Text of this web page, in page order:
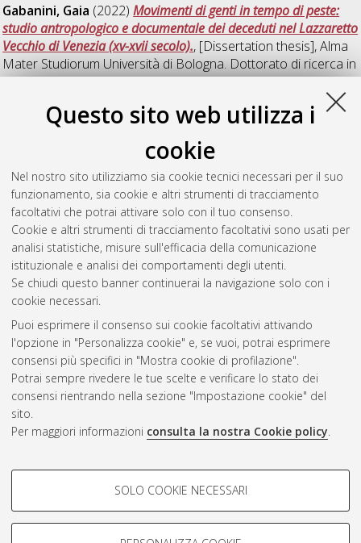
Questo sito web utilizza i
cookie
Nel nostro sito utilizziamo sia cookie tecnici necessari per il suo
funzionamento, sia cookie e altri strumenti di tracciamento
facoltativi che potrai attivare solo con il tuo consenso.
Cookie e altri strumenti di tracciamento facoltativi sono usati per
analisi statistiche, misure sull'efficacia della comunicazione
istituzionale e analisi dei comportamenti degli utenti.
Se chiudi questo banner continuerai la navigazione solo con i
cookie necessari.
Puoi esprimere il consenso sui cookie facoltativi attivando
l'opzione in "Personalizza cookie" e, se vuoi, potrai esprimere
consensi più specifici in "Mostra cookie di profilazione".
Potrai sempre rivedere le tue scelte e verificare lo stato dei
consensi rientrando nella sezione "Impostazione cookie" del
sito.
Per maggiori informazioni consulta la nostra Cookie policy.
COOKIE DI PROFILAZIONE -
Si tratta di cookie utilizzati per analizzare le caratteristiche della
SOLO COOKIE NECESSARI
Gabanini, Gaia (2022)Movimenti di genti in tempo di peste:
studio antropologico e documentale dei deceduti nel Lazzaretto
Vecchio di Venezia (xv-xvii secolo)., [Dissertation thesis], Alma
Mater Studiorum Università di Bologna. Dottorato di ricerca in
Beni culturali e ambientali, 34 Ciclo. DOI
Silvestrini, Sara (2022)Paleoproteomica e osteoarcheologia:
determinazione di sesso e specie da resti ossei frammentari
[Dissertation thesis], Alma Mater Studiorum Università di
Bologna. Dottorato di ricerca inBeni culturali e ambientali, 34
Ciclo. DOI 10.48676/unibo/amsdottorato/10123.
Questa lista e' stata generata ilSat Aug 8 20:45:56 2026
Atom
Rss 1.0
Rss 2.0
ISSN: 2038-7946
Impostazioni Cookie
Informativa sulla privacy
Condizioni d’uso del sito